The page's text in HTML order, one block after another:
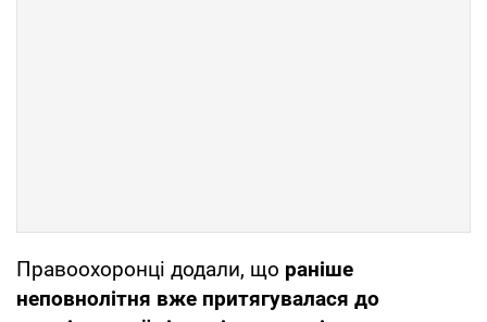
Правоохоронці додали, що раніше
неповнолітня вже притягувалася до